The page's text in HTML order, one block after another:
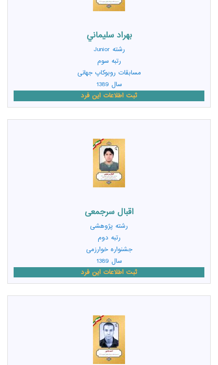
بهراد سليماني
رشته Junior
رتبه سوم
مسابقات روبوکاپ جهانی
سال 1389
ثبت اطلاعات این فرد
اقبال سرجمعی
رشته پژوهشی
رتبه دوم
جشنواره خوارزمی
سال 1389
ثبت اطلاعات این فرد